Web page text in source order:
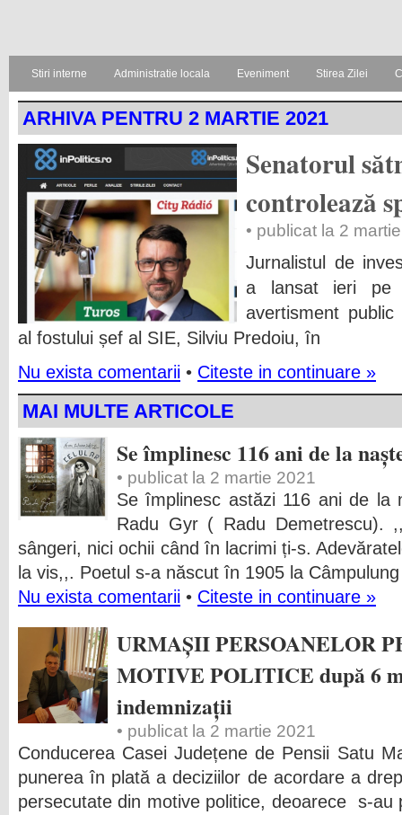
Stiri interne Administratie locala Eveniment Stirea Zilei
ARHIVA PENTRU 2 MARTIE 2021
Senatorul
controlează
• publicat la 2
Jurnalistul de
a lansat ieri
avertisment
al fostului șef al SIE, Silviu Predoiu, în
Nu exista comentarii • Citeste in continuare »
MAI MULTE ARTICOLE
Se împlinesc 116 ani de la
• publicat la 2 martie 2021
Se împlinesc astăzi 116 ani de la
Radu Gyr ( Radu Demetrescu).
sângeri, nici ochii când în lacrimi ți-s.
la vis,,. Poetul s-a născut în 1905 la
Nu exista comentarii • Citeste in continuare »
URMAȘII PERSOANELOR
MOTIVE POLITICE după 6
indemnizații
• publicat la 2 martie 2021
Conducerea Casei Județene de Pensii Satu
punerea în plată a deciziilor de acordare a
persecutate din motive politice, deoarece s-au